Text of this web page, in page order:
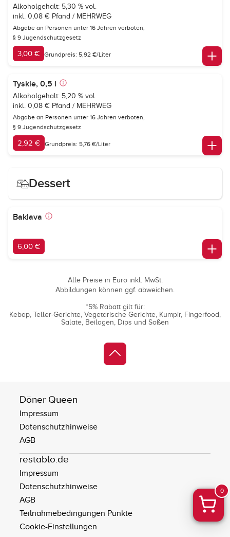
Alkoholgehalt: 5,30 % vol.
inkl. 0,08 € Pfand / MEHRWEG
Abgabe an Personen unter 16 Jahren verboten,
§ 9 Jugendschutzgesetz
3,00 € Grundpreis: 5,92 €/Liter
Tyskie, 0,5 l
Alkoholgehalt: 5,20 % vol.
inkl. 0,08 € Pfand / MEHRWEG
Abgabe an Personen unter 16 Jahren verboten,
§ 9 Jugendschutzgesetz
2,92 € Grundpreis: 5,76 €/Liter
Dessert
Baklava
6,00 €
Alle Preise in Euro inkl. MwSt.
Abbildungen können ggf. abweichen.
*5% Rabatt gilt für:
Kebap Teller-Gerichte Vegetarische Gerichte Kumpir Fingerfood
Salate Beilagen Dips und Soßen
0
Döner Queen
Impressum
Datenschutzhinweise
AGB
restablo.de
Impressum
Datenschutzhinweise
AGB
Teilnahmebedingungen Punkte
Cookie-Einstellungen